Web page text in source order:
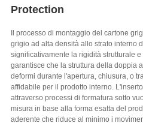
Protection
Il processo di montaggio del cartone
grigio ad alta densità allo strato interno
significativamente la rigidità strutturale
garantisce che la struttura della doppia
deformi durante l'apertura, chiusura, o
affidabile per il prodotto interno.
attraverso processi di formatura sotto
misura in base alla forma esatta del
aderente che riduce al minimo i